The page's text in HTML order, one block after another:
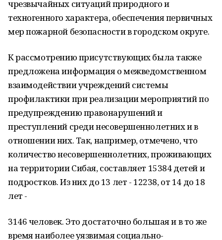
чрезвычайных ситуаций природного и
техногенного характера, обеспечения первичных
мер пожарной безопасности в городском округе.
К рассмотрению присутствующих была также
предложена информация о межведом­ственном
взаимодействии учреждений системы
профилактики при реализации мероприятий по
предупреждению правонарушений и
преступлений среди несовершеннолетних и в
отношении них. Так, например, отмечено, что
количество несовершеннолетних, проживающих
на территории Сибая, составляет 15384 детей и
подростков. Из них до 13 лет - 12238, от 14 до 18
лет -
3146 человек. Это достаточно большая и в то же
время наиболее уязвимая социально-